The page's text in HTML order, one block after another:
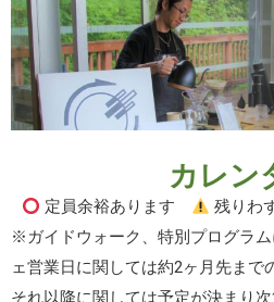
カレン
定員余裕あります 残りわ
※ガイドウォーク、特別プログラ
ェ営業日に関しては約2ヶ月先まで
それ以降に関しては予定が決まり次